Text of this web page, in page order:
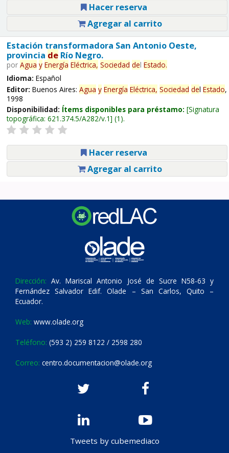
Hacer reserva
Agregar al carrito
Estación transformadora San Antonio Oeste,
provincia deRío Negro.
por Agua y Energía Eléctrica, Sociedad del Estado.
Idioma: Español
Editor: Buenos Aires: Agua y Energía Eléctrica, Sociedad del Estado,
1998
Disponibilidad: Ítems disponibles para préstamo: Signatura
topográfica: 621.374.5/A282/v.1 (1).
Hacer reserva
Agregar al carrito
Dirección: Av. Mariscal Antonio José de Sucre N58-63 y
Fernández Salvador Edif. Olade – San Carlos, Quito –
Ecuador.
Web: www.olade.org
Teléfono: (593 2) 259 8122 / 2598 280
Correo: centro.documentacion@olade.org
Tweets by cubemediaco